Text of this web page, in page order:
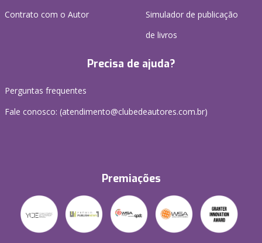
Contrato com o Autor
Simulador de publicação
de livros
Precisa de ajuda?
Perguntas frequentes
Fale conosco: (atendimento@clubedeautores.com.br)
Premiações